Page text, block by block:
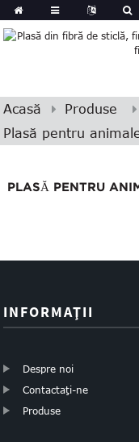
Acasă
Produse
Plasă pentru
PLASĂ PENTRU
INFORMAŢII
Despre noi
Contactaţi-ne
Produse